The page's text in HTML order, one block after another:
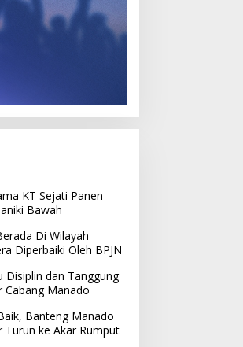
KT Sejati Panen
Bawah
Di Wilayah
Diperbaiki Oleh BPJN
Disiplin dan Tanggung
Cabang Manado
Banteng Manado
Turun ke Akar Rumput